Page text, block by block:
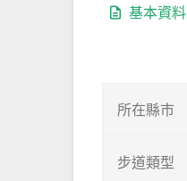
基本資料
所在縣市
步道類型